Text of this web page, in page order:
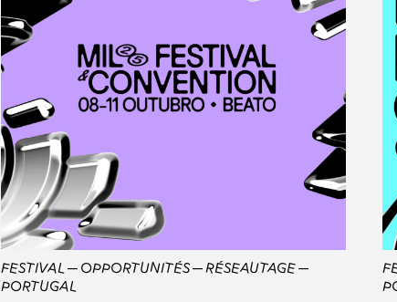
FESTIVAL OPPORTUNITÉS
RÉSEAUTAGE
PORTUGAL